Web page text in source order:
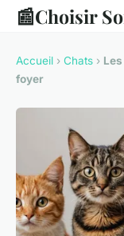
📰Choisir
Accueil › Chats ›
foyer